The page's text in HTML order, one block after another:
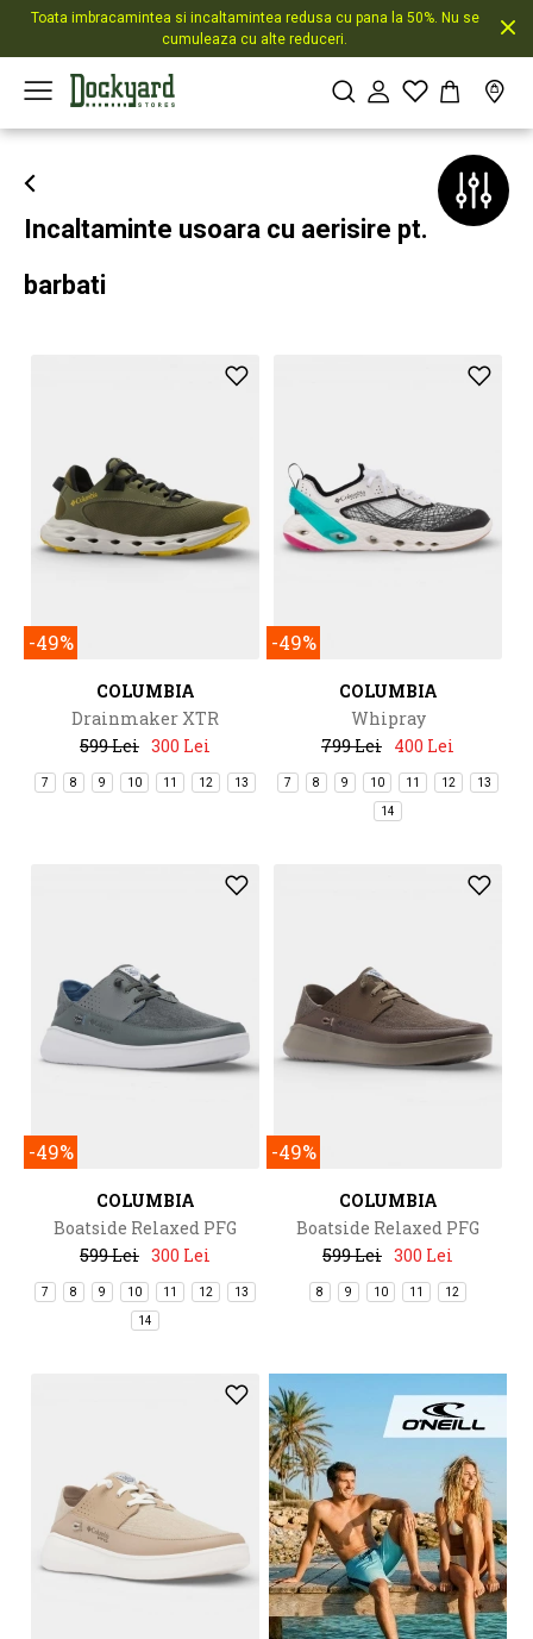
Toata imbracamintea si incaltamintea redusa cu pana la 50%. Nu se
cumuleaza cu alte reduceri.
Incaltaminte usoara cu aerisire pt.
barbati
-49%
COLUMBIA
Drainmaker XTR
599 Lei 300 Lei
7 8 9 10 11 12 13
-49%
COLUMBIA
Whipray
799 Lei 400 Lei
7 8 9 10 11 12 13
14
-49%
COLUMBIA
Boatside Relaxed PFG
599 Lei 300 Lei
7 8 9 10 11 12 13
14
-49%
COLUMBIA
Boatside Relaxed PFG
599 Lei 300 Lei
8 9 10 11 12